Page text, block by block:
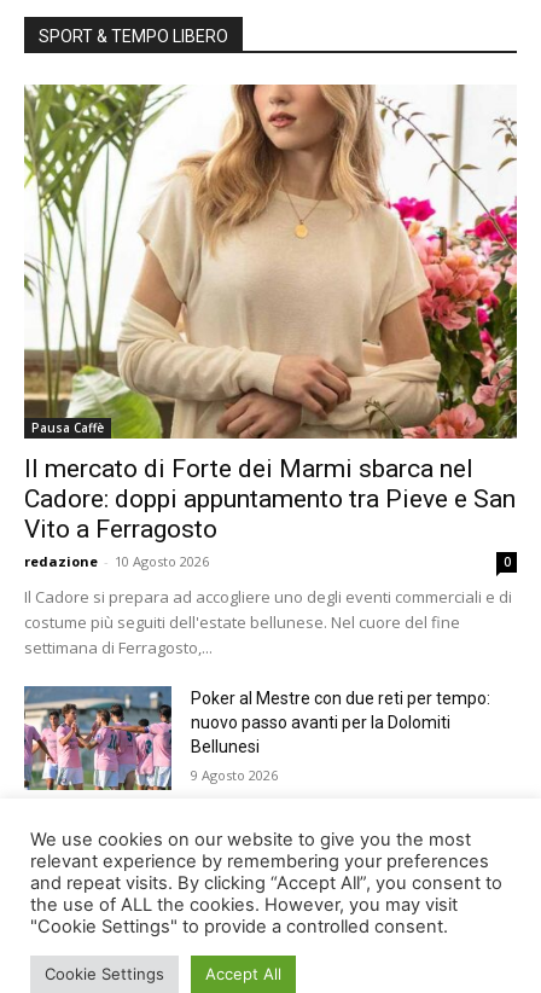
SPORT & TEMPO LIBERO
Pausa Caffè
Il mercato di Forte dei Marmi sbarca nel
Cadore: doppi appuntamento tra Pieve e San
Vito a Ferragosto
redazione - 10 Agosto 2026 0
Il Cadore si prepara ad accogliere uno degli eventi commerciali e di
costume più seguiti dell'estate bellunese. Nel cuore del fine
settimana di Ferragosto,...
Poker al Mestre con due reti per tempo:
nuovo passo avanti per la Dolomiti
Bellunesi
9 Agosto 2026
Paracadutismo, Trofeo Città di Belluno.
Germania davanti a tutti nella 37ma
edizione
9 Agosto 2026
We use cookies on our website to give you the most
relevant experience by remembering your preferences
and repeat visits. By clicking “Accept All”, you consent to
the use of ALL the cookies. However, you may visit
"Cookie Settings" to provide a controlled consent.
Cookie Settings Accept All